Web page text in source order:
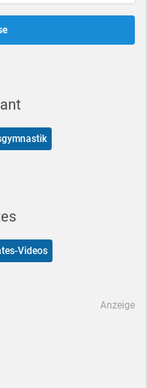
Videos
Anzeige